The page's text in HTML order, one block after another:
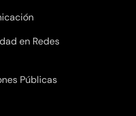
en Redes
Públicas